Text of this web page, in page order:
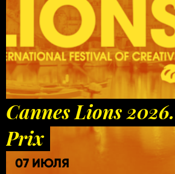
Cannes Lions
Prix
07 ИЮЛЯ